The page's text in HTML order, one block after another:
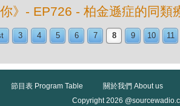
你》- EP726 - 柏金遜症的同類
3 4 5 6 7 8 9 10 11
節目表 Program Table
關於我們 About us
Copyright 2026